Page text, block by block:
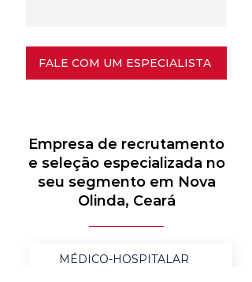
FALE COM UM ESPECIALISTA
Empresa de recrutamento
e seleção especializada no
seu segmento em Nova
Olinda, Ceará
MÉDICO-HOSPITALAR